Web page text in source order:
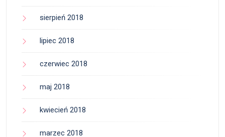
sierpień 2018
lipiec 2018
czerwiec 2018
maj 2018
kwiecień 2018
marzec 2018